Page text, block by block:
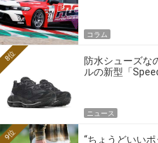
コラム
防水シューズな
ルの新型「
8位
ニュース
“ちょうどいい
9位